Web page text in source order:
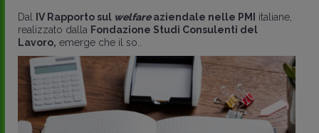
Dal IV Rapporto sul welfareaziendale nelle PMI italiane,
realizzato dalla Fondazione Studi Consulenti del
Lavoro, emerge che il so..